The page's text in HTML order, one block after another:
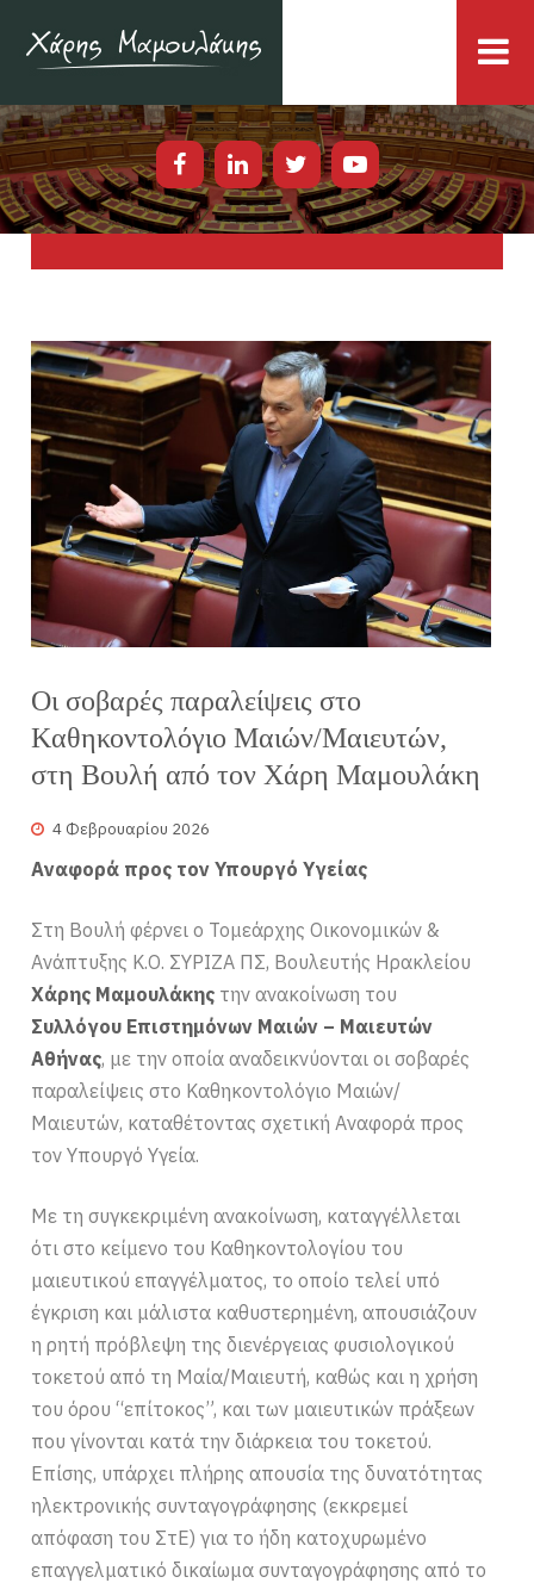
Οι σοβαρές παραλείψεις στο
Kαθηκοντολόγιο Μαιών/Μαιευτών,
στη Βουλή από τον Χάρη Μαμουλάκη
4 Φεβρουαρίου 2026
Αναφορά προς τον Υπουργό Υγείας
Στη Βουλή φέρνει ο Τομεάρχης Οικονομικών &
Ανάπτυξης Κ.Ο. ΣΥΡΙΖΑ ΠΣ, Βουλευτής Ηρακλείου
Χάρης Μαμουλάκης την ανακοίνωση του
Συλλόγου Επιστημόνων Μαιών – Μαιευτών
Αθήνας, με την οποία αναδεικνύονται οι σοβαρές
παραλείψεις στο Καθηκοντολόγιο Μαιών/
Μαιευτών, καταθέτοντας σχετική Αναφορά προς
τον Υπουργό Υγεία.
Με τη συγκεκριμένη ανακοίνωση, καταγγέλλεται
ότι στο κείμενο του Καθηκοντολογίου του
μαιευτικού επαγγέλματος, το οποίο τελεί υπό
έγκριση και μάλιστα καθυστερημένη, απουσιάζουν
η ρητή πρόβλεψη της διενέργειας φυσιολογικού
τοκετού από τη Μαία/Μαιευτή, καθώς και η χρήση
του όρου “επίτοκος”, και των μαιευτικών πράξεων
που γίνονται κατά την διάρκεια του τοκετού.
Επίσης, υπάρχει πλήρης απουσία της δυνατότητας
ηλεκτρονικής συνταγογράφησης (εκκρεμεί
απόφαση του ΣτΕ) για το ήδη κατοχυρωμένο
επαγγελματικό δικαίωμα συνταγογράφησης από το